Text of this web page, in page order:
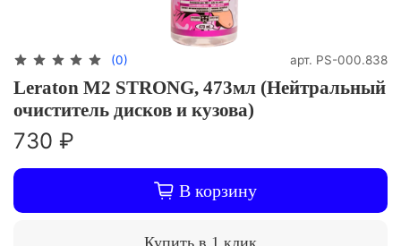
(0) арт. PS-000.838
Leraton M2 STRONG, 473мл (Нейтральный
очиститель дисков и кузова)
730 ₽
В корзину
Купить в 1 клик